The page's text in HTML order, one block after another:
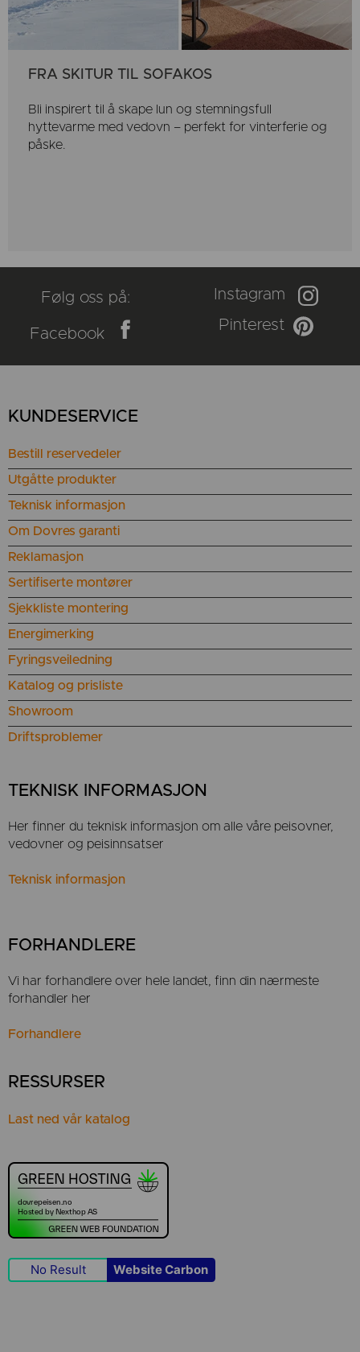
FRA SKITUR TIL SOFAKOS
Bli inspirert til å skape lun og stemningsfull
hyttevarme med vedovn – perfekt for vinterferie og
påske.
Følg oss på: Instagram
Facebook
Pinterest
KUNDESERVICE
Bestill reservedeler
Utgåtte produkter
Teknisk informasjon
Om Dovres garanti
Reklamasjon
Sertifiserte montører
Sjekkliste montering
Energimerking
Fyringsveiledning
Katalog og prisliste
Showroom
Driftsproblemer
TEKNISK INFORMASJON
Her finner du teknisk informasjon om alle våre peisovner,
vedovner og peisinnsatser
Teknisk informasjon
FORHANDLERE
Vi har forhandlere over hele landet, finn din nærmeste
forhandler her
Forhandlere
RESSURSER
Last ned vår katalog
No Result Website Carbon